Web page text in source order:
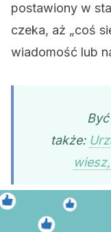
postawiony w
czeka, aż „coś
wiadomość lub
także: